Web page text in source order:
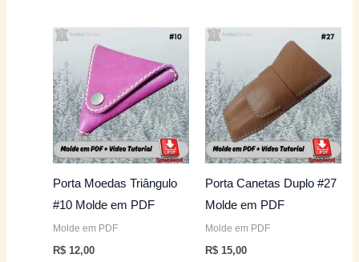
Porta Moedas Triângulo
#10 Molde em PDF
Molde em PDF
R$ 12,00
Porta Canetas Duplo #27
Molde em PDF
Molde em PDF
R$15,00